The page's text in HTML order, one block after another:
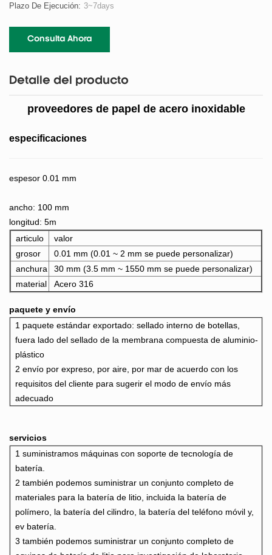
Plazo De Ejecución: 3~7days
Consulta Ahora
Detalle del producto
proveedores de papel de acero inoxidable
especificaciones
espesor 0.01 mm
ancho: 100 mm
longitud: 5m
articulo
valor
grosor
0.01 mm (0.01 ~ 2 mm se puede personalizar)
anchura
30 mm (3.5 mm ~ 1550 mm se puede personalizar)
material
Acero 316
paquete y envío
1 paquete estándar exportado: sellado interno de botellas,
fuera lado del sellado de la membrana compuesta de aluminio-
plástico
2 envío por expreso, por aire, por mar de acuerdo con los
requisitos del cliente para sugerir el modo de envío más
adecuado
servicios
1 suministramos máquinas con soporte de tecnología de
batería.
2 también podemos suministrar un conjunto completo de
materiales para la batería de litio, incluida la batería de
polímero, la batería del cilindro, la batería del teléfono móvil y,
ev batería.
3 también podemos suministrar un conjunto completo de